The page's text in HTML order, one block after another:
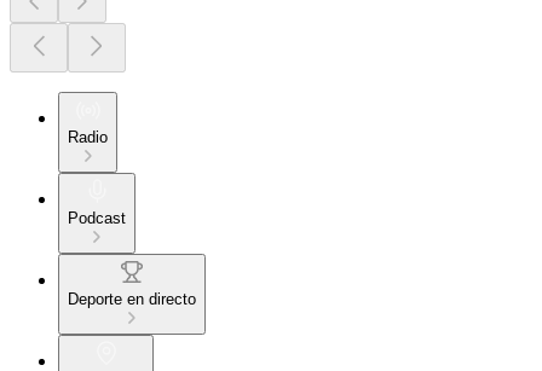
Radio
Podcast
Deporte en directo